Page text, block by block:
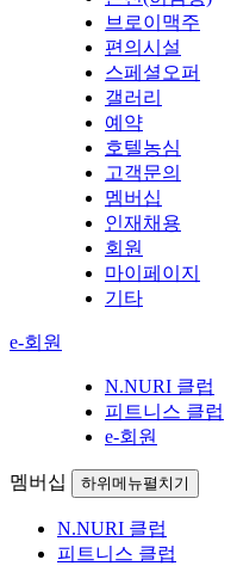
브로이맥주
편의시설
스페셜오퍼
갤러리
예약
호텔농심
고객문의
멤버십
인재채용
회원
마이페이지
기타
e-회원
N.NURI 클럽
피트니스 클럽
e-회원
멤버십 하위메뉴펼치기
N.NURI 클럽
피트니스 클럽